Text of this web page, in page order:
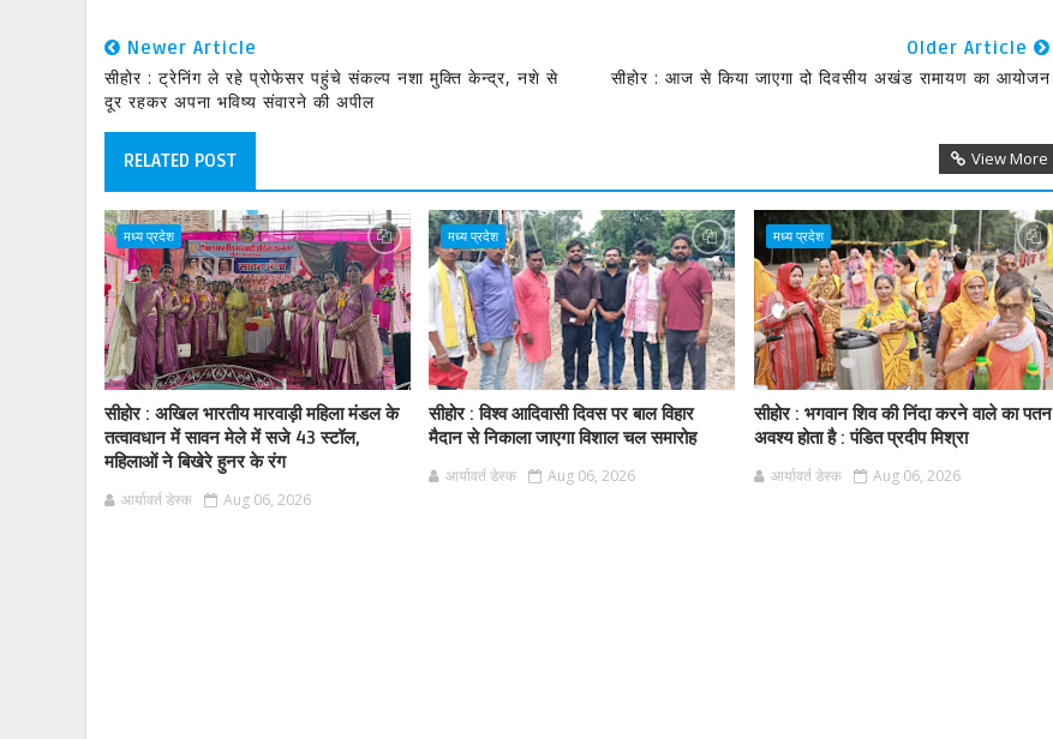
Newer Article
सीहोर : ट्रेनिंग ले रहे प्रोफेसर पहुंचे संकल्प नशा मुक्ति केन्द्र, नशे से
दूर रहकर अपना भविष्य संवारने की अपील
Older Article
सीहोर : आज से किया जाएगा दो दिवसीय अखंड रामायण का आयोजन
RELATED POST View More
मध्य प्रदेश
सीहोर : अखिल भारतीय मारवाड़ी महिला मंडल के
तत्वावधान में सावन मेले में सजे 43 स्टॉल,
महिलाओं ने बिखेरे हुनर के रंग
आर्यावर्त डेस्क Aug 06, 2026
मध्य प्रदेश
सीहोर : विश्व आदिवासी दिवस पर बाल विहार
मैदान से निकाला जाएगा विशाल चल समारोह
आर्यावर्त डेस्क Aug 06, 2026
मध्य प्रदेश
सीहोर : भगवान शिव की निंदा करने वाले का पतन
अवश्य होता है : पंडित प्रदीप मिश्रा
आर्यावर्त डेस्क Aug 06, 2026